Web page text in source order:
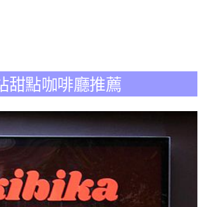
甜點咖啡廳推薦